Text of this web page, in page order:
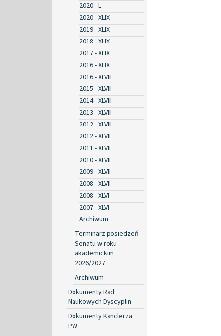
2020 - L
2020 - XLIX
2019 - XLIX
2018 - XLIX
2017 - XLIX
2016 - XLIX
2016 - XLVIII
2015 - XLVIII
2014 - XLVIII
2013 - XLVIII
2012 - XLVIII
2012 - XLVII
2011 - XLVII
2010 - XLVII
2009 - XLVII
2008 - XLVII
2008 - XLVI
2007 - XLVI
Archiwum
Terminarz posiedzeń
Senatu w roku
akademickim
2026/2027
Archiwum
Dokumenty Rad
Naukowych Dyscyplin
Dokumenty Kanclerza
PW